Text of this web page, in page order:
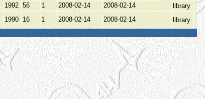
1992 56 1 2008-02-14 2008-02-14
library
1990 16 1 2008-02-14 2008-02-14
library